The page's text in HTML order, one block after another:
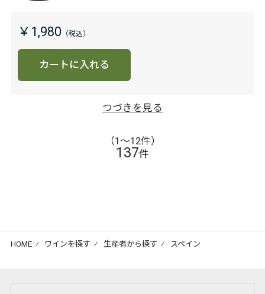
￥1,980
カートに入れる
つづきを見る
（1〜12件）
137件
HOME ⁄ ワインを探す ⁄ 生産者から探す ⁄ スペイン